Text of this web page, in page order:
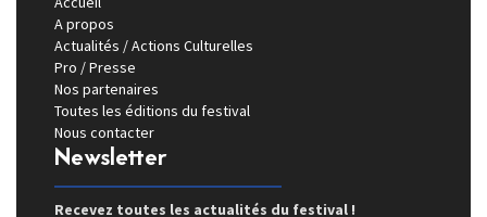
A propos
Actualités / Actions Culturelles
Pro / Presse
Nos partenaires
Toutes les éditions du festival
Nous contacter
Newsletter
Recevez toutes les actualités du festival !